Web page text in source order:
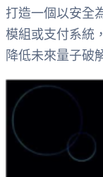
打造一個以安全
模組或支付系統
降低未來量子破